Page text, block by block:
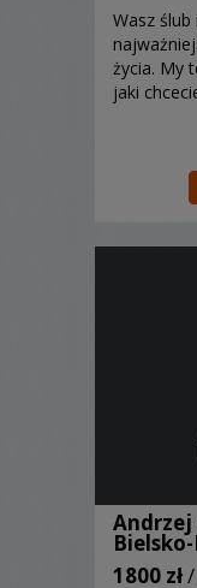
Wasz
życia. My
jaki
Bielsko-
1800 zł